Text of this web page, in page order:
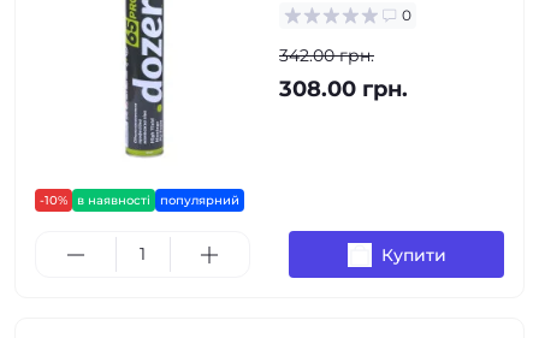
-10% в наявності популярний
0
342.00 грн.
308.00 грн.
Купити